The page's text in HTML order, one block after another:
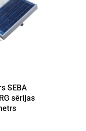
SEBA
sērijas